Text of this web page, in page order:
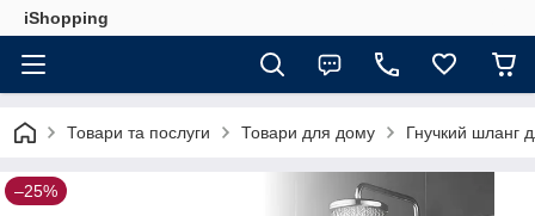
iShopping
Товари та послуги Товари для дому Гнучкий шланг
–25%